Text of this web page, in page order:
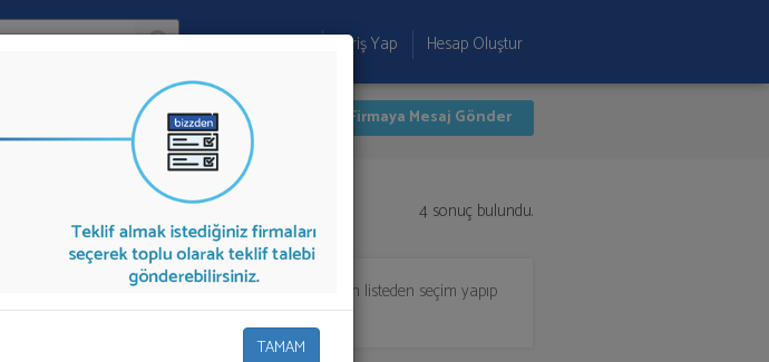
TAMAM
Firma Ekle Giriş Yap Hesap Oluştur
İlk 4 Firmaya Mesaj Gönder
4 sonuç bulundu.
Almanca Tercümeteklifi almak için listeden seçim yapıp
firmalara aktarabilirsiniz.